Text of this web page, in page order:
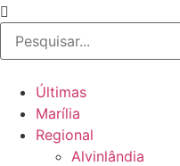
Últimas
Marília
Regional
Alvinlândia